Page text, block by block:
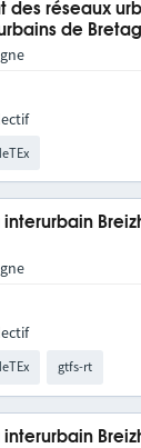
des réseaux
de
interurbain
gtfs-rt
interurbain